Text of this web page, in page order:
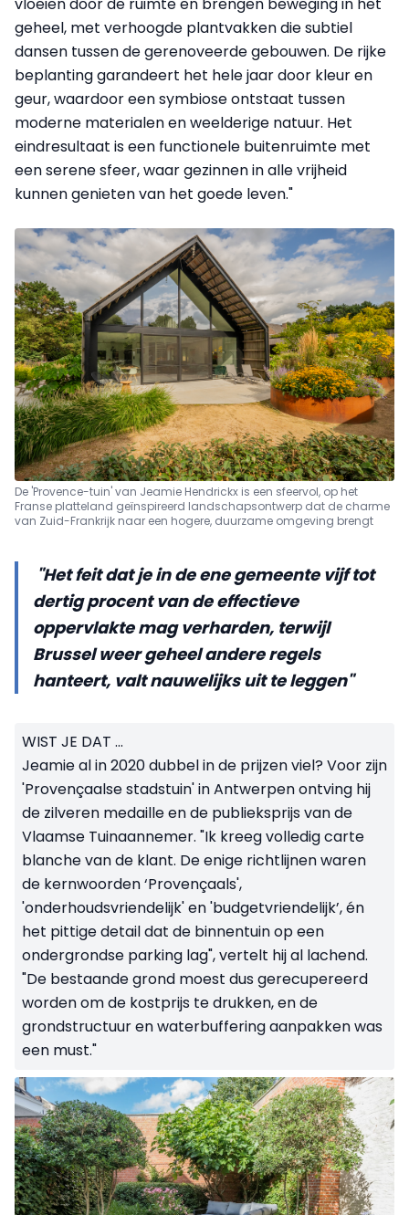
geheel, met verhoogde plantvakken die subtiel
dansen tussen de gerenoveerde gebouwen. De rijke
beplanting garandeert het hele jaar door kleur en
geur, waardoor een symbiose ontstaat tussen
moderne materialen en weelderige natuur. Het
eindresultaat is een functionele buitenruimte met
een serene sfeer, waar gezinnen in alle vrijheid
kunnen genieten van het goede leven."
De 'Provence-tuin' van Jeamie Hendrickx is een sfeervol, op het
Franse platteland geïnspireerd landschapsontwerp dat de charme
van Zuid-Frankrijk naar een hogere, duurzame omgeving brengt
"Het feit dat je in de ene gemeente vijf tot
dertig procent van de effectieve
oppervlakte mag verharden, terwijl
Brussel weer geheel andere regels
hanteert, valt nauwelijks uit te leggen"
WIST JE DAT ...
Jeamie al in 2020 dubbel in de prijzen viel? Voor zijn
'Provençaalse stadstuin' in Antwerpen ontving hij
de zilveren medaille en de publieksprijs van de
Vlaamse Tuinaannemer. "Ik kreeg volledig carte
blanche van de klant. De enige richtlijnen waren
de kernwoorden ‘Provençaals',
'onderhoudsvriendelijk' en 'budgetvriendelijk’, én
het pittige detail dat de binnentuin op een
ondergrondse parking lag", vertelt hij al lachend.
"De bestaande grond moest dus gerecupereerd
worden om de kostprijs te drukken, en de
grondstructuur en waterbuffering aanpakken was
een must."